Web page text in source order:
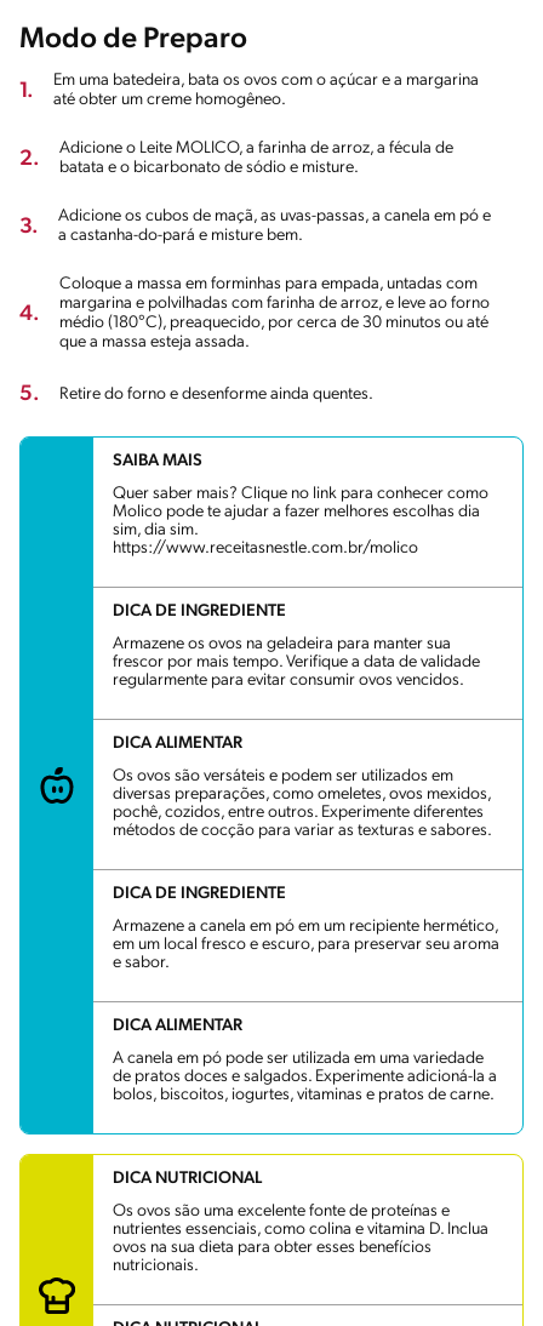
Modo de Preparo
1.
Em uma batedeira, bata os ovos com o açúcar e a margarina
até obter um creme homogêneo.
2.
Adicione o Leite MOLICO, a farinha de arroz, a fécula de
batata e o bicarbonato de sódio e misture.
3.
Adicione os cubos de maçã, as uvas-passas, a canela em pó e
a castanha-do-pará e misture bem.
4.
Coloque a massa em forminhas para empada, untadas com
margarina e polvilhadas com farinha de arroz, e leve ao forno
médio (180°C), preaquecido, por cerca de 30 minutos ou até
que a massa esteja assada.
5. Retire do forno e desenforme ainda quentes.
SAIBA MAIS
Quer saber mais? Clique no link para conhecer como
Molico pode te ajudar a fazer melhores escolhas dia
sim, dia sim.
https://www.receitasnestle.com.br/molico
DICA DE INGREDIENTE
Armazene os ovos na geladeira para manter sua
frescor por mais tempo. Verifique a data de validade
regularmente para evitar consumir ovos vencidos.
DICA ALIMENTAR
Os ovos são versáteis e podem ser utilizados em
diversas preparações, como omeletes, ovos mexidos,
pochê, cozidos, entre outros. Experimente diferentes
métodos de cocção para variar as texturas e sabores.
DICA DE INGREDIENTE
Armazene a canela em pó em um recipiente hermético,
em um local fresco e escuro, para preservar seu aroma
e sabor.
DICA ALIMENTAR
A canela em pó pode ser utilizada em uma variedade
de pratos doces e salgados. Experimente adicioná-la a
bolos, biscoitos, iogurtes, vitaminas e pratos de carne.
DICA NUTRICIONAL
Os ovos são uma excelente fonte de proteínas e
nutrientes essenciais, como colina e vitamina D. Inclua
ovos na sua dieta para obter esses benefícios
nutricionais.